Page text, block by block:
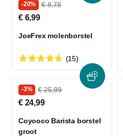
-20% € 8,78
€ 6,99
JoeFrex molenborstel
(15)
-3% € 25,99
€ 24,99
Coyooco Barista borstel
groot